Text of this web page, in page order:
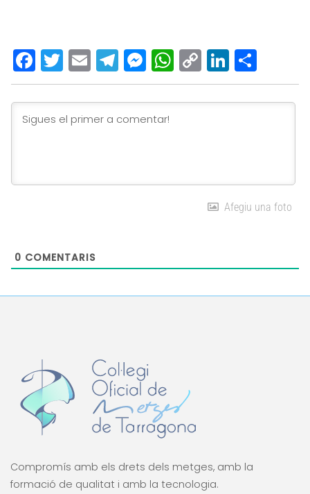
Facebook
Twitter
EmailTelegram
Messenger
WhatsApp
Copy
Link
Afegiu una foto
0 COMENTARIS
Compromís amb els drets dels metges, amb la
formació de qualitat i amb la tecnologia.